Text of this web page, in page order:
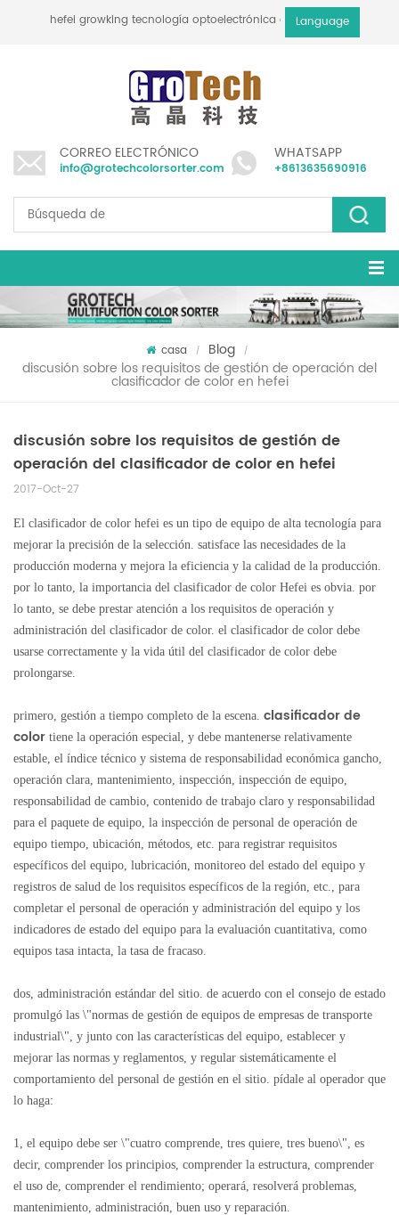
hefei growking tecnología optoelectrónica co., ltdLanguage
CORREO ELECTRÓNICO
info@grotechcolorsorter.com
WHATSAPP
+8613635690916
casa / Blog /
discusión sobre los requisitos de gestión de operación del
clasificador de color en hefei
discusión sobre los requisitos de gestión de
operación del clasificador de color en hefei
2017-Oct-27
El clasificador de color hefei es un tipo de equipo de alta tecnología para
mejorar la precisión de la selección. satisface las necesidades de la
producción moderna y mejora la eficiencia y la calidad de la producción.
por lo tanto, la importancia del clasificador de color Hefei es obvia. por
lo tanto, se debe prestar atención a los requisitos de operación y
administración del clasificador de color. el clasificador de color debe
usarse correctamente y la vida útil del clasificador de color debe
prolongarse.
primero, gestión a tiempo completo de la escena. clasificador de
color tiene la operación especial, y debe mantenerse relativamente
estable, el índice técnico y sistema de responsabilidad económica gancho,
operación clara, mantenimiento, inspección, inspección de equipo,
responsabilidad de cambio, contenido de trabajo claro y responsabilidad
para el paquete de equipo, la inspección de personal de operación de
equipo tiempo, ubicación, métodos, etc. para registrar requisitos
específicos del equipo, lubricación, monitoreo del estado del equipo y
registros de salud de los requisitos específicos de la región, etc., para
completar el personal de operación y administración del equipo y los
indicadores de estado del equipo para la evaluación cuantitativa, como
equipos tasa intacta, la tasa de fracaso.
dos, administración estándar del sitio. de acuerdo con el consejo de estado
promulgó las \"normas de gestión de equipos de empresas de transporte
industrial\", y junto con las características del equipo, establecer y
mejorar las normas y reglamentos, y regular sistemáticamente el
comportamiento del personal de gestión en el sitio. pídale al operador que
lo haga:
1, el equipo debe ser \"cuatro comprende, tres quiere, tres bueno\", es
decir, comprender los principios, comprender la estructura, comprender
el uso de, comprender el rendimiento; operará, resolverá problemas,
mantenimiento, administración, buen uso y reparación.